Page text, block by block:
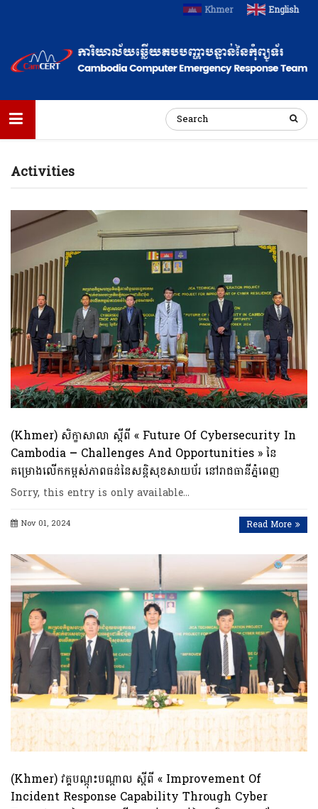
Khmer English
Activities
(Khmer) សិក្ខាសាលា ស្តីពី « Future Of Cybersecurity In
Cambodia – Challenges And Opportunities » នៃ
គម្រោងលើកកម្ពស់ភាពធន់នៃសន្តិសុខសាយប័រ នៅរាជធានីភ្នំពេញ
Sorry, this entry is only available…
Nov 01, 2024 Read More
(Khmer) វគ្គបណ្ដុះបណ្ដាល ស្តីពី « Improvement Of
Incident Response Capability Through Cyber